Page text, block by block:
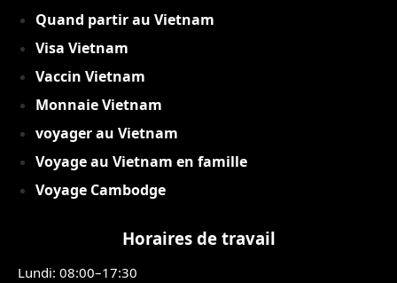
Quand partir au Vietnam
Visa Vietnam
Vaccin Vietnam
Monnaie Vietnam
voyager au Vietnam
Voyage au Vietnam en famille
Voyage Cambodge
Horaires de travail
Lundi: 08:00–17:30